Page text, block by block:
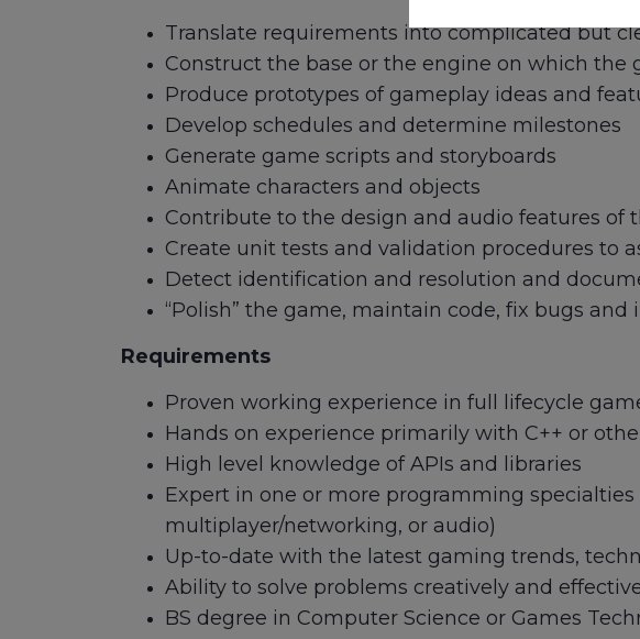
Translate requirements into complicated but
Construct the base or the engine on which the
Produce prototypes of gameplay ideas and
Develop schedules and determine milestones
Generate game scripts and storyboards
Animate characters and objects
Contribute to the design and audio features of
Create unit tests and validation procedures to
Detect identification and resolution and
“Polish” the game, maintain code, fix bugs
Requirements
Proven working experience in full lifecycle
Hands on experience primarily with C++ or
High level knowledge of APIs and libraries
Expert in one or more programming
multiplayer/networking, or audio)
Up-to-date with the latest gaming trends,
Ability to solve problems creatively and
BS degree in Computer Science or Games